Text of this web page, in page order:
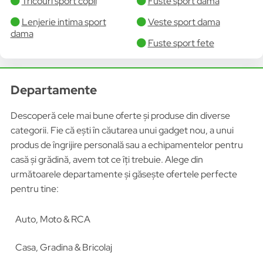
Lenjerie intima sport
dama
Veste sport dama
Fuste sport fete
Departamente
Descoperă cele mai bune oferte și produse din diverse
categorii. Fie că ești în căutarea unui gadget nou, a unui
produs de îngrijire personală sau a echipamentelor pentru
casă și grădină, avem tot ce îți trebuie. Alege din
următoarele departamente și găsește ofertele perfecte
pentru tine:
Auto, Moto & RCA
Casa, Gradina & Bricolaj